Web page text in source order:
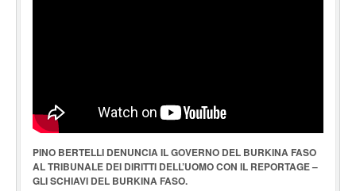
PINO BERTELLI DENUNCIA IL GOVERNO DEL BURKINA FASO
AL TRIBUNALE DEI DIRITTI DELL’UOMO CON IL REPORTAGE –
GLI SCHIAVI DEL BURKINA FASO.